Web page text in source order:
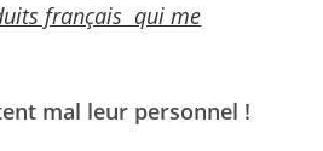
français qui me
mal leur personnel !